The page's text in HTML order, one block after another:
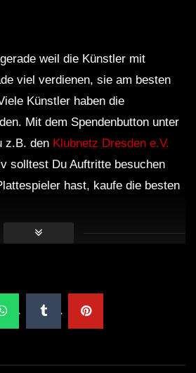
weil die Künstler mit
viel verdienen, sie am besten
Künstler haben die
Mit dem Spendenbutton unter
z.B. den Klubnetz Dresden e.V.
solltest Du Auftritte besuchen
hast, kaufe die besten